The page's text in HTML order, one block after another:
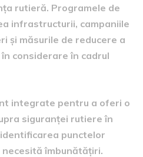
rutieră. Programele de
infrastructurii, campaniile
și măsurile de reducere a
considerare în cadrul
integrate pentru a oferi o
siguranței rutiere în
punctelor
îmbunătățiri.